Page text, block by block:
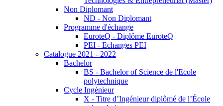
Non Diplomant
ND - Non Diplomant
Programme d'échange
EuroteQ - Diplôme EuroteQ
PEI - Echanges PEI
Catalogue 2021 - 2022
Bachelor
BS - Bachelor of Science de l'Ecole
polytechnique
Cycle Ingénieur
X - Titre d’Ingénieur diplômé de l’École